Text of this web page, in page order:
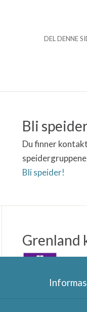
DEL DENNE
Bli
Du finner
speidergruppene
Bli speider!
Grenland